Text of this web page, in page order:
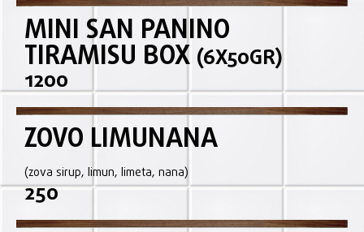
MINI SAN PANINO
TIRAMISU BOX (6X50GR)
1200
ZOVO LIMUNANA
(zova sirup, limun, limeta, nana)
250